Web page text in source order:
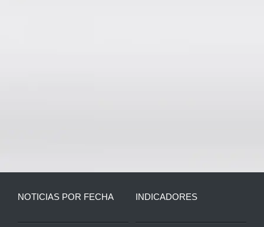
NOTICIAS POR FECHA INDICADORES